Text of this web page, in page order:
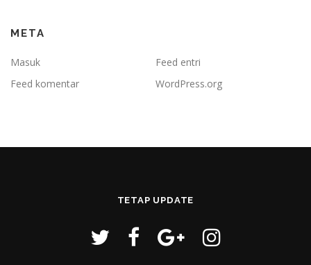
META
Masuk
Feed entri
Feed komentar
WordPress.org
TETAP UPDATE